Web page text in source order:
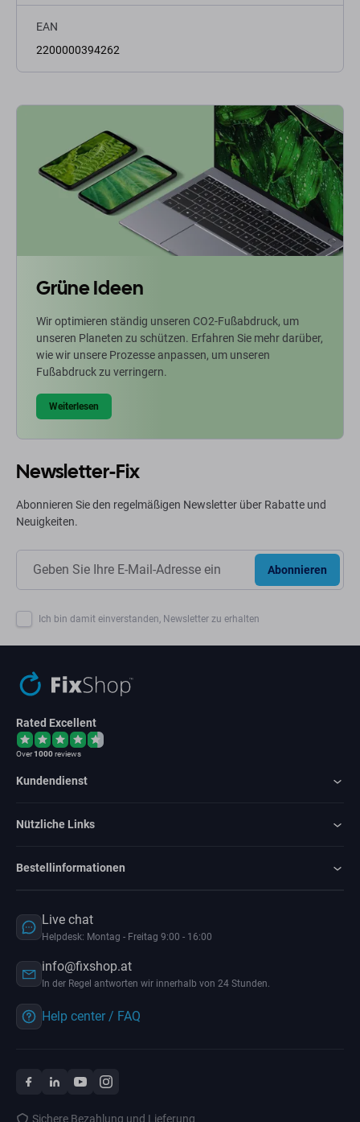
EAN
2200000394262
Grüne Ideen
Wir optimieren ständig unseren CO2-Fußabdruck, um
unseren Planeten zu schützen. Erfahren Sie mehr darüber,
wie wir unsere Prozesse anpassen, um unseren
Fußabdruck zu verringern.
Weiterlesen
Newsletter-Fix
Abonnieren Sie den regelmäßigen Newsletter über Rabatte und
Neuigkeiten.
Abonnieren
Ich bin damit einverstanden, Newsletter zu erhalten
Rated Excellent
Over1000reviews
Kundendienst
Nützliche Links
Bestellinformationen
Live chat
Helpdesk: Montag - Freitag 9:00 - 16:00
info@fixshop.at
In der Regel antworten wir innerhalb von 24 Stunden.
Help center / FAQ
Sichere Bezahlung und Lieferung